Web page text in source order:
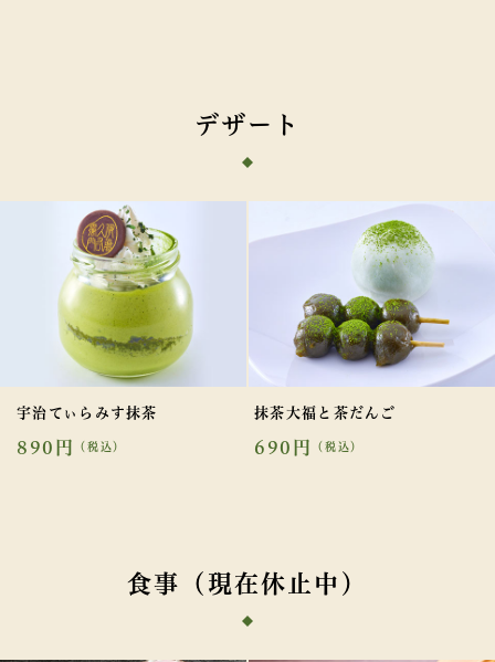
デザート
宇治てぃらみす抹茶
890円 （税込）
抹茶大福と茶だんご
690円 （税込）
食事（現在休止中）